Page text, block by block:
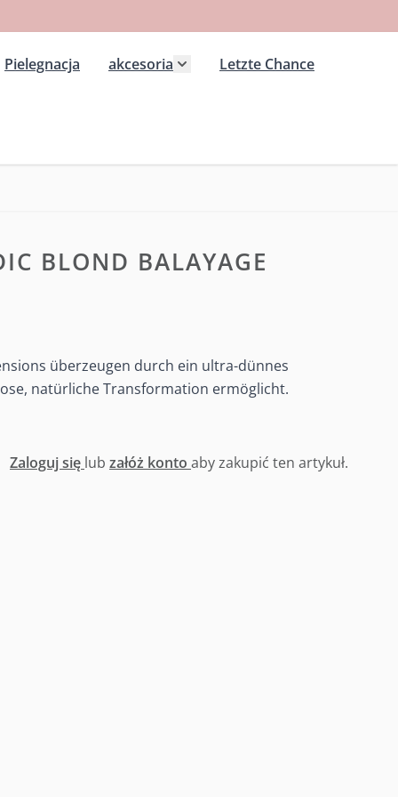
Pielegnacja
akcesoria
Letzte Chance
BLOND BALAYAGE
überzeugen durch ein ultra-dünnes
natürliche Transformation ermöglicht.
Zaloguj się lub załóż konto aby zakupić ten artykuł.